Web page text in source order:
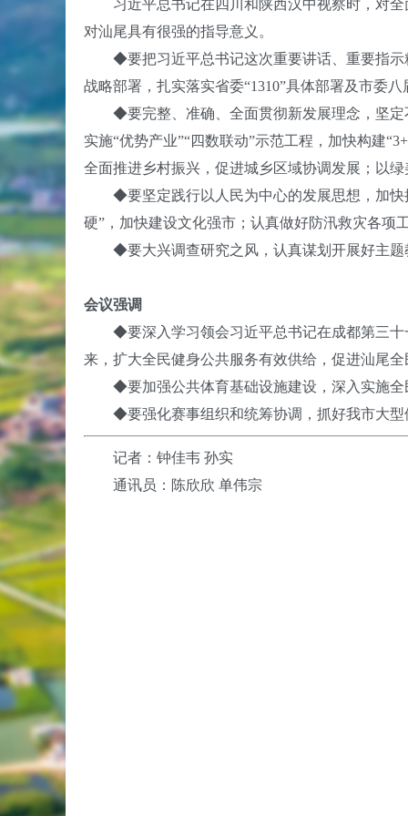
习近平总书记在四川和陕西汉中视察时，对全
对汕尾具有很强的指导意义。
◆要把习近平总书记这次重要讲话、重要指
战略部署，扎实落实省委“1310”具体部署及市委
◆要完整、准确、全面贯彻新发展理念，坚
实施“优势产业”“四数联动”示范工程，加快构建
全面推进乡村振兴，促进城乡区域协调发展；以
◆要坚定践行以人民为中心的发展思想，加
硬”，加快建设文化强市；认真做好防汛救灾各项
◆要大兴调查研究之风，认真谋划开展好主
会议强调
◆要深入学习领会习近平总书记在成都第三
来，扩大全民健身公共服务有效供给，促进汕尾
◆要加强公共体育基础设施建设，深入实施
◆要强化赛事组织和统筹协调，抓好我市大
记者：钟佳韦 孙实
通讯员：陈欣欣 单伟宗